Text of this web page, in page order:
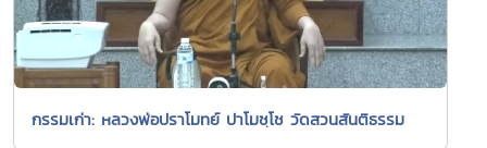
กรรมเก่า: หลวงพ่อปราโมทย์ ปาโมชฺโช วัดสวนสันติธรรม